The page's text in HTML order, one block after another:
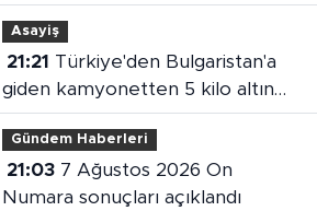
Asayiş
21:21
giden kamyonetten 5 kilo altın
çıktı
Gündem Haberleri
21:037 Ağustos 2026 On
Numara sonuçları açıklandı